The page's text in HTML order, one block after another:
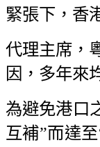
緊張下，香
代理主席，
因，多年來
為避免港口
互補”而達